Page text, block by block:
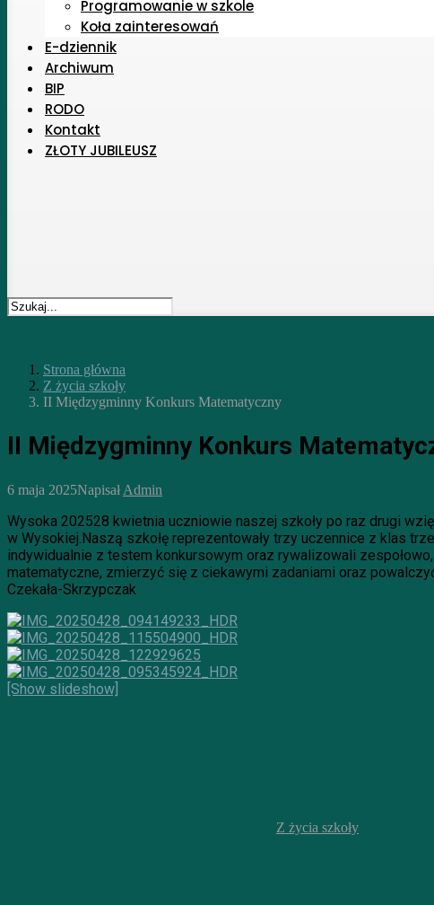
Programowanie w szkole
Koła zainteresowań
E-dziennik
Archiwum
BIP
RODO
Kontakt
ZŁOTY JUBILEUSZ
Strona główna
Z życia szkoły
II Międzygminny Konkurs Matematyczny
II Międzygminny Konkurs
6 maja 2025NapisałAdmin
Wysoka 202528 kwietnia uczniowie naszej szkoły po raz drugi
w Wysokiej.Naszą szkołę reprezentowały trzy uczennice z klas
indywidualnie z testem konkursowym oraz rywalizowali
matematyczne, zmierzyć się z ciekawymi zadaniami oraz
Czekała-Skrzypczak
[Show slideshow]
Z życia szkoły